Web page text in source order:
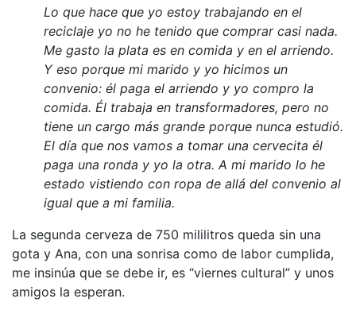
Lo que hace que yo estoy trabajando en el
reciclaje yo no he tenido que comprar casi nada.
Me gasto la plata es en comida y en el arriendo.
Y eso porque mi marido y yo hicimos un
convenio: él paga el arriendo y yo compro la
comida. Él trabaja en transformadores, pero no
tiene un cargo más grande porque nunca estudió.
El día que nos vamos a tomar una cervecita él
paga una ronda y yo la otra. A mi marido lo he
estado vistiendo con ropa de allá del convenio al
igual que a mi familia.
La segunda cerveza de 750 mililitros queda sin una
gota y Ana, con una sonrisa como de labor cumplida,
me insinúa que se debe ir, es “viernes cultural” y unos
amigos la esperan.